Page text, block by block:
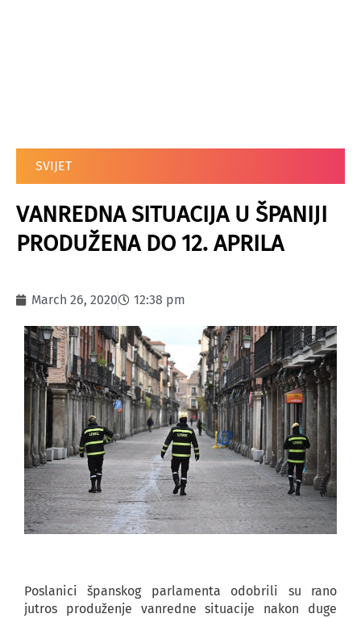
SVIJET
VANREDNA SITUACIJA U ŠPANIJI
PRODUŽENA DO 12. APRILA
March 26, 2020 12:38 pm
Poslanici španskog parlamenta odobrili su rano
jutros produženje vanredne situacije nakon duge